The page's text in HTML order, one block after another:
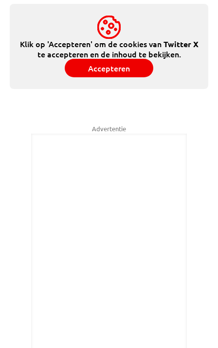
Klik op 'Accepteren' om de cookies vanTwitter X
te accepteren en de inhoud te bekijken.
Accepteren
Advertentie